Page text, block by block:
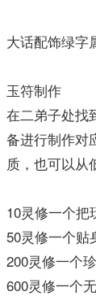
大话配饰绿字
玉符制作
在二弟子处找
备进行制作对
质，也可以从
10灵修一个把
50灵修一个贴
200灵修一个
600灵修一个